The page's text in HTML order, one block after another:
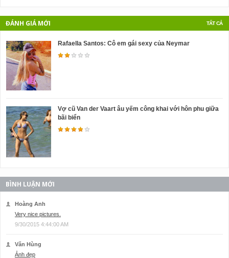
TẤT CẢ
ĐÁNH GIÁ MỚI
Rafaella Santos: Cô em gái sexy của Neymar
Vợ cũ Van der Vaart âu yếm công khai với hôn phu giữa
bãi biển
BÌNH LUẬN MỚI
Hoàng Anh
Very nice pictures.
9/30/2015 4:44:00 AM
Văn Hùng
Ảnh đẹp